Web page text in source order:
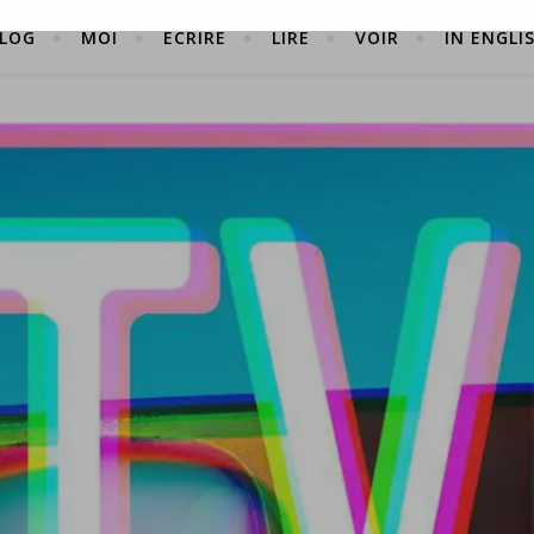
MOI ÉCRIRE LIRE VOIR IN